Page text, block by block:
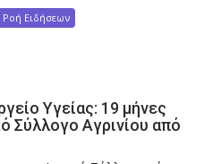
Ροή Ειδήσεων
Υγείας: 19 μήνες
Σύλλογο Αγρινίου από